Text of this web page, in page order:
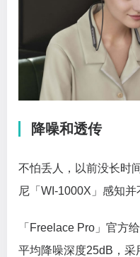
降噪和透传
不怕丢人，以前没长时
尼「WI-1000X」感知并
「Freelace Pro」官方
平均降噪深度25dB，采